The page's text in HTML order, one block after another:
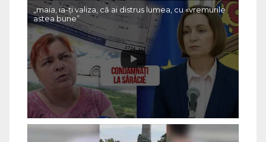
„maia, ia-ți valiza, că ai distrus lumea, cu «vremurile
astea bune”